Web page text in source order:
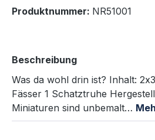
Produktnummer: NR51001
Beschreibung
Was da wohl drin ist? Inhalt:
Fässer 1 Schatztruhe
Miniaturen sind unbemalt…